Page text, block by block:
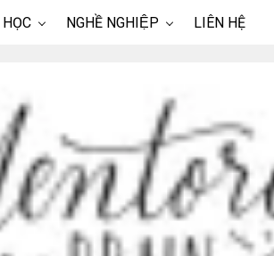
NGHỀ NGHIỆP LIÊN HỆ